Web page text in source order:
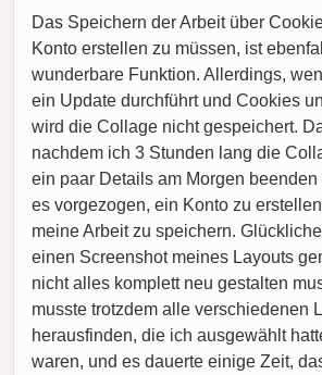
Das Speichern der Arbeit über
Konto erstellen zu müssen, ist
wunderbare Funktion. Allerdings,
ein Update durchführt und Cookies
wird die Collage nicht gespeichert.
nachdem ich 3 Stunden lang die
ein paar Details am Morgen
es vorgezogen, ein Konto zu
meine Arbeit zu speichern.
einen Screenshot meines Layouts
nicht alles komplett neu gestalten
musste trotzdem alle verschiedenen
herausfinden, die ich ausgewählt
waren, und es dauerte einige Zeit,